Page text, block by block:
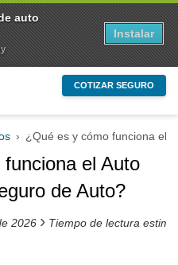
COTIZAR SEGURO
› ¿Qué es y cómo funciona el
el Auto
de Auto?
2026 › Tiempo de lectura
auto
Instalar